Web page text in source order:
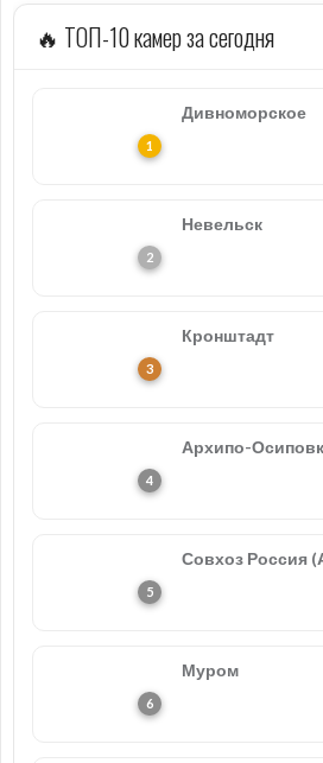
🔥 ТОП-10 камер за сегодня
Дивноморское
Невельск
Кронштадт
Архипо-
Совхоз Россия
Муром